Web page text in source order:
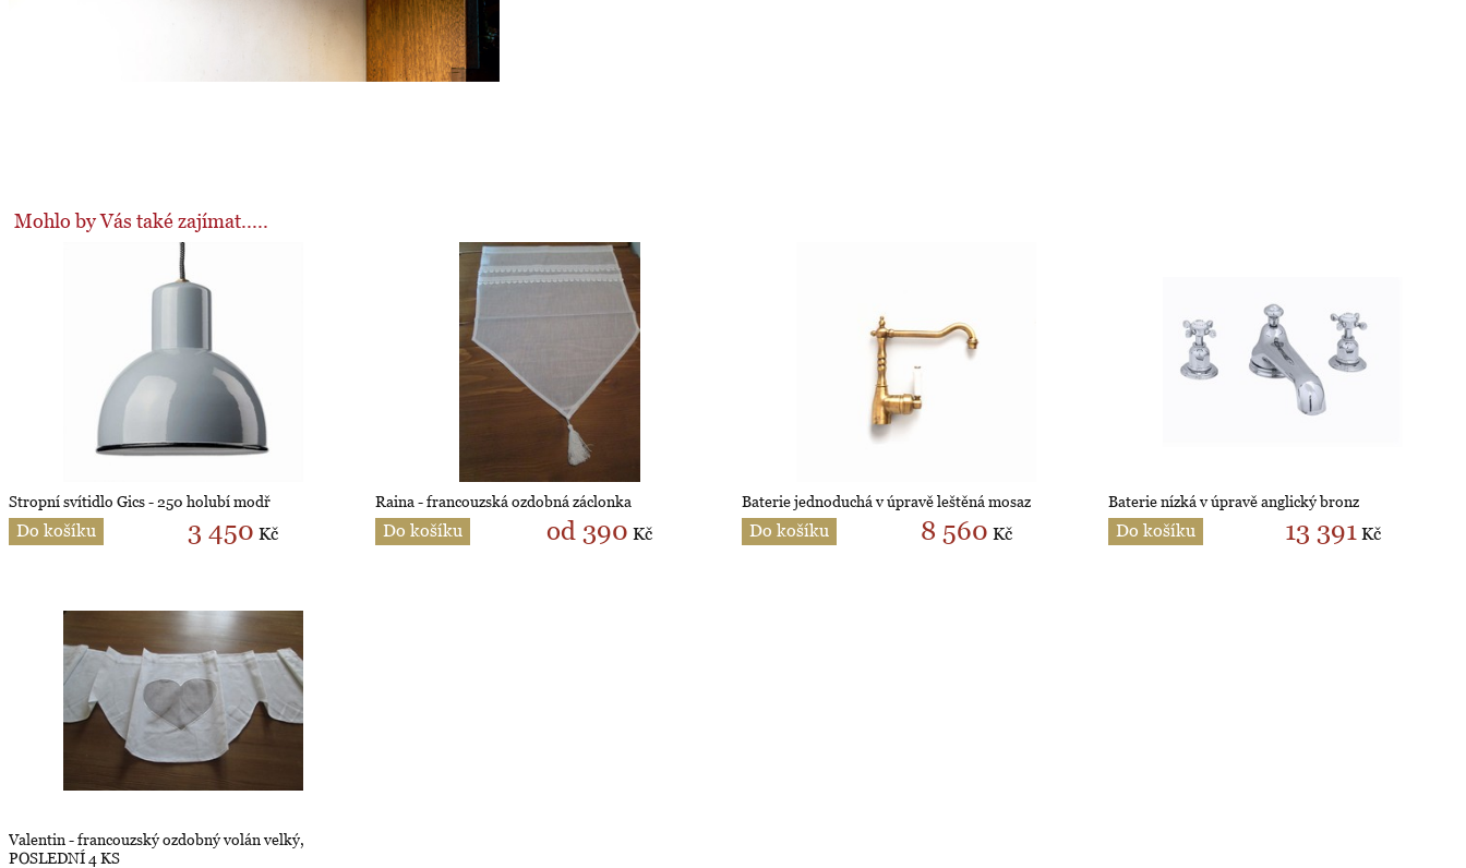
Mohlo by Vás také zajímat.....
Stropní svítidlo Gics - 250 holubí modř
Do košíku 3 450 Kč
Raina - francouzská ozdobná záclonka
Do košíku od 390 Kč
Baterie jednoduchá v úpravě leštěná mosaz
Do košíku 8 560 Kč
Baterie nízká v úpravě anglický bronz
Do košíku 13 391 Kč
Valentin - francouzský ozdobný volán velký,
POSLEDNÍ 4 KS